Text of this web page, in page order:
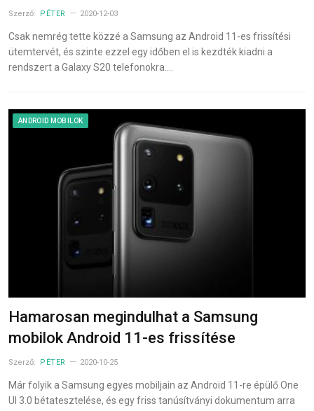
Szerző: PÉTER 2020-12-03
Csak nemrég tette közzé a Samsung az Android 11-es frissítési
ütemtervét, és szinte ezzel egy időben el is kezdték kiadni a
rendszert a Galaxy S20 telefonokra.…
ANDROID MOBILOK
Hamarosan megindulhat a Samsung
mobilok Android 11-es frissítése
Szerző: PÉTER 2020-10-25
Már folyik a Samsung egyes mobiljain az Android 11-re épülő One
UI 3.0 bétatesztelése, és egy friss tanúsítványi dokumentum arra